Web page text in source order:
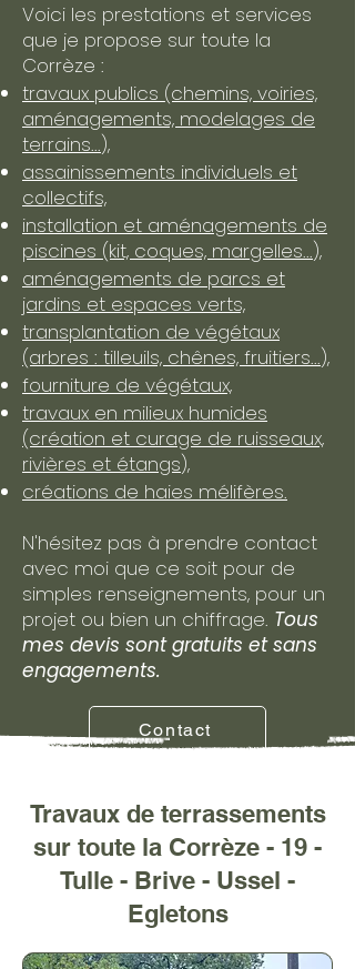
Voici les prestations et services
que je propose sur toute la
Corrèze :
travaux publics (chemins, voiries,
aménagements, modelages de
terrains...),
assainissements individuels et
collectifs,
installation et aménagements de
piscines (kit, coques, margelles...),
aménagements de parcs et
jardins et espaces verts,
transplantation de végétaux
(arbres : tilleuils, chênes, fruitiers...),
fourniture de végétaux,
travaux en milieux humides
(création et curage de ruisseaux,
rivières et étangs),
créations de haies mélifères.
N'hésitez pas à prendre contact
avec moi que ce soit pour de
simples renseignements, pour un
projet ou bien un chiffrage. Tous
mes devis sont gratuits et sans
engagements.
Contact
Travaux de terrassements
sur toute la Corrèze - 19 -
Tulle - Brive - Ussel -
Egletons